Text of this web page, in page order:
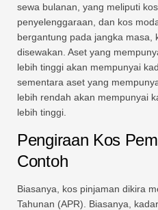
sewa bulanan, yang meliputi
penyelenggaraan, dan kos
bergantung pada jangka masa,
disewakan. Aset yang
lebih tinggi akan mempunyai
sementara aset yang
lebih rendah akan mempunyai
lebih tinggi.
Pengiraan Kos
Contoh
Biasanya, kos pinjaman dikira
Tahunan (APR). Biasanya,